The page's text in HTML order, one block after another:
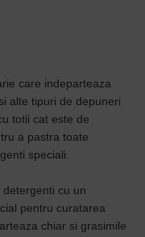
care indeparteaza
alte tipuri de depuneri
totii cat este de
a pastra toate
speciali.
detergenti cu un
pentru curatarea
chiar si grasimile